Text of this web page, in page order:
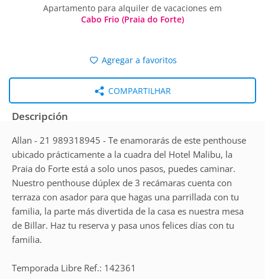
Apartamento para alquiler de vacaciones em
Cabo Frio (Praia do Forte)
Agregar a favoritos
COMPARTILHAR
Descripción
Allan - 21 989318945 - Te enamorarás de este penthouse
ubicado prácticamente a la cuadra del Hotel Malibu, la
Praia do Forte está a solo unos pasos, puedes caminar.
Nuestro penthouse dúplex de 3 recámaras cuenta con
terraza con asador para que hagas una parrillada con tu
familia, la parte más divertida de la casa es nuestra mesa
de Billar. Haz tu reserva y pasa unos felices días con tu
familia.
Temporada Libre Ref.: 142361